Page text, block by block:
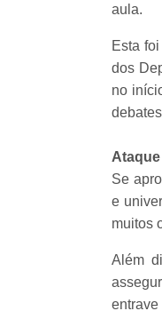
aula.
Esta
dos
no
Se
e
muitos
Além